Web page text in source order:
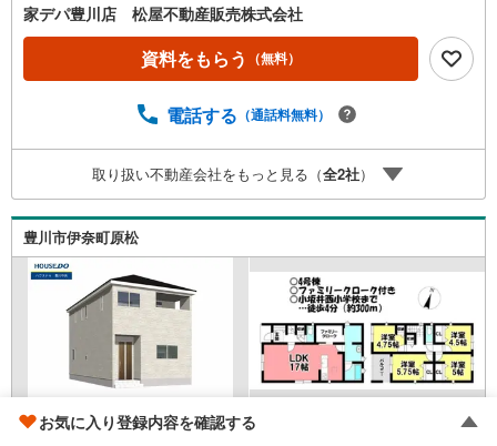
存ができるパントリー●家デパ 松屋不動産販売 のつよみ
●・豊橋市・豊川市・知立市・浜松市の4店舗営業中！三河
エリア・遠州エリアの物件ならおまかせください。新築戸
建、中古戸建、中古マンション、土地をお客様のご希望に
多数！中古物件をご購入の際、約70％という多くの方々が
ス用意しております。ぜひご家族そろってご来場くださ
い。・営業時間 午前9時00分～午後6時30分 （定休日:水曜
日）この時間帯はお電話でのお問い合わせがスムーズにご
案内できます。右下の電話ボタンをタッチ！もしくはお気
軽にお電話ください。
家デパ豊川店 松屋不動産販売株式会社
資料をもらう （無料）
電話する （通話料無料）
取り扱い不動産会社をもっと見る（全2社）
豊川市伊奈町原松
飯田線 「小坂井」駅 徒歩25分
お気に入り登録内容を確認する